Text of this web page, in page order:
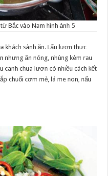
Bắc vào Nam hình ảnh 5
khách sành ăn. Lẩu lươn thực
nhưng ăn nóng, nhúng kèm rau
canh chua lươn có nhiều cách kết
chuối cơm mẻ, lá me non, nấu